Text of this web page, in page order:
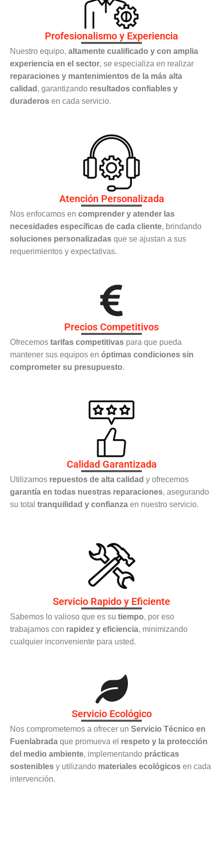
Profesionalismo y Experiencia
Nuestro equipo, altamente cualificado y con amplia
experiencia en el sector, se especializa en realizar
reparaciones y mantenimientos de la más alta
calidad , garantizando resultados confiables y
duraderos en cada servicio.
Atención Personalizada
Nos enfocamos en comprender y atender las
necesidades específicas de cada cliente, brindando
soluciones personalizadas que se ajustan a sus
requerimientos y expectativas.
Precios Competitivos
Ofrecemos tarifas competitivas para que pueda
mantener sus equipos en óptimas condiciones sin
comprometer su presupuesto.
Calidad Garantizada
Utilizamos repuestos de alta calidad y ofrecemos
garantía en todas nuestras reparaciones, asegurando
su total tranquilidad y confianza en nuestro servicio.
Servicio Rapido y Eficiente
Sabemos lo valioso que es su tiempo, por eso
trabajamos con rapidez y eficiencia, minimizando
cualquier inconveniente para usted.
Servicio Ecológico
Nos comprometemos a ofrecer un Servicio Técnico en
Fuenlabrada que promueva el respeto y la protección
del medio ambiente, implementando prácticas
sostenibles y utilizando materiales ecológicos en cada
intervención.